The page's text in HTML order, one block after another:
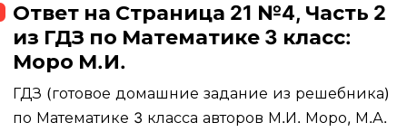
Ответ на Страница 21 №4, Часть 2
из ГДЗ по Математике 3 класс:
Моро М.И.
ГДЗ (готовое домашние задание из решебника)
по Математике 3 класса авторов М.И. Моро, М.А.